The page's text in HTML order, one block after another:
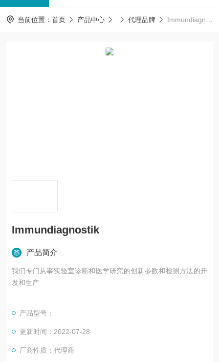
当前位置： 首页 产品中心 代理品牌 Immundiagnostik
Immundiagnostik
产品简介
我们专门从事实验室诊断和医学研究的创新参数和检测方法的开
发和生产
产品型号：
更新时间：2022-07-28
厂商性质：代理商